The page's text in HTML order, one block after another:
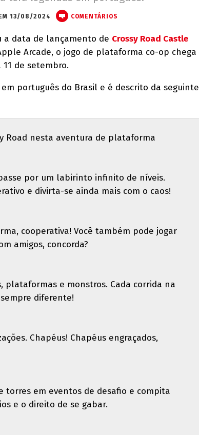
EM 13/08/2024 COMENTÁRIOS
a data de lançamento de Crossy Road Castle
Arcade, o jogo de plataforma co-op chega
11 de setembro.
português do Brasil e é descrito da seguinte
Road nesta aventura de plataforma
por um labirinto infinito de níveis.
e divirta-se ainda mais com o caos!
cooperativa! Você também pode jogar
amigos, concorda?
plataformas e monstros. Cada corrida na
diferente!
Chapéus! Chapéus engraçados,
torres em eventos de desafio e compita
e o direito de se gabar.